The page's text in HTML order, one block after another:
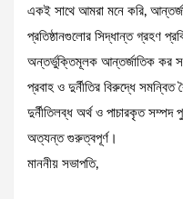
একই সাথে আমরা মনে করি,
প্রতিষ্ঠানগুলোর সিদ্ধান্ত গ্রহণ
অন্তর্ভুক্তিমূলক আন্তর্জাতিক কর
প্রবাহ ও দুর্নীতির বিরুদ্ধে
দুর্নীতিলব্ধ অর্থ ও পাচারকৃত সম্পদ
অত্যন্ত গুরুত্বপূর্ণ।
মাননীয় সভাপতি,